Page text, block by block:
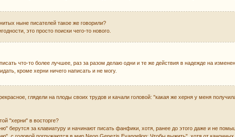
ныне писателей такое же говорили?
это просто поиски чего-то нового.
что-то более лучшее, раз за разом делаю одни и те же действия в надежде на
кроме херни ничего написать и не могу.
глядели на плоды своих трудов и качали головой: "какая же херня у меня
"херни" в восторге?
берутся за клавиатуру и начинают писать фанфики, хотя, ранее до этого даже и не